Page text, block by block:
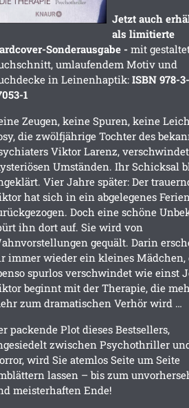
Jetzt auch
als limitierte
Sonderausgabe -mit
umlaufendem Motiv und
in Leinenhaptik:ISBN978-
1
Zeugen, keine Spuren, keine
die zwölfjährige Tochter des
Viktor Larenz,
Umständen. Ihr Schicksal
Vier Jahre später: Der
hat sich in ein abgelegenes
Doch eine schöne
ihn dort auf. Sie wird von
gequält. Darin
immer wieder ein kleines Mädchen,
spurlos verschwindet wie einst
beginnt mit der Therapie, die
zum dramatischen Verhör wird …
packende Plot dieses Bestsellers,
zwischen Psychothriller
wird Sie atemlos Seite um Seite
lassen – bis zum
meisterhaften Ende!